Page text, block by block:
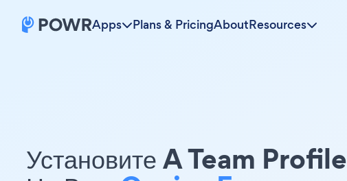
Apps Plans & PricingAboutResources
Установите A Team Profile